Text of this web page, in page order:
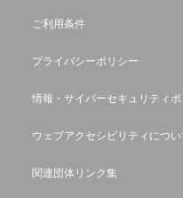
ご利用条件
プライバシーポリシー
情報・サイバーセキュリティポ
ウェブアクセシビリティについ
関連団体リンク集